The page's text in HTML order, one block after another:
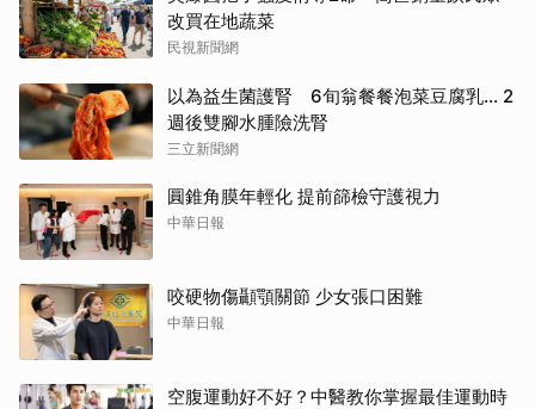
改買在地蔬菜
民視新聞網
以為益生菌護腎 6旬翁餐餐泡菜豆腐乳... 2
週後雙腳水腫險洗腎
三立新聞網
圓錐角膜年輕化 提前篩檢守護視力
中華日報
咬硬物傷顳顎關節 少女張口困難
中華日報
空腹運動好不好？中醫教你掌握最佳運動時